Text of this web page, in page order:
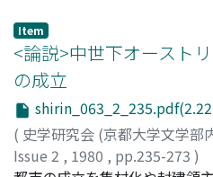
ばまではスペイン＝アメリカ
めつづけていたが、六〇年代
八○年代にはその比重を大き
考えることができよう。
収奪に対する郷村社会の不満
果郷村社会から起ったのが孫
況に対し改革を図った北人貴
村社会の不満を解決できず、
失敗した。これに比べ、一寒
を中心とする郷村社会安定策
する南人土蒙の支持を受けて
Item
<論説>中世下オースト
の成立
( 史学研究会 (京都大学文学部
Issue 2 , 1980 , pp.235-273 )